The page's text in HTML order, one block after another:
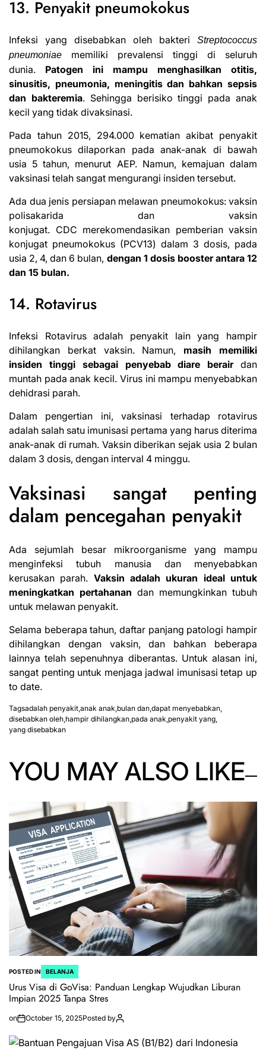
13. Penyakit pneumokokus
Infeksi yang disebabkan oleh bakteri Streptococcus
pneumoniae memiliki prevalensi tinggi di seluruh
dunia. Patogen ini mampu menghasilkan otitis,
sinusitis, pneumonia, meningitis dan bahkan sepsis
dan bakteremia. Sehingga berisiko tinggi pada anak
kecil yang tidak divaksinasi.
Pada tahun 2015, 294.000 kematian akibat penyakit
pneumokokus dilaporkan pada anak-anak di bawah
usia 5 tahun, menurut AEP. Namun, kemajuan dalam
vaksinasi telah sangat mengurangi insiden tersebut.
Ada dua jenis persiapan melawan pneumokokus: vaksin
polisakarida dan vaksin
konjugat. CDC merekomendasikan pemberian vaksin
konjugat pneumokokus (PCV13) dalam 3 dosis, pada
usia 2, 4, dan 6 bulan, dengan 1 dosis booster antara 12
dan 15 bulan.
14. Rotavirus
Infeksi Rotavirusadalah penyakit lain yang hampir
dihilangkan berkat vaksin. Namun, masih memiliki
insiden tinggi sebagai penyebab diare berair dan
muntah pada anak kecil. Virus ini mampu menyebabkan
dehidrasi parah.
Dalam pengertian ini, vaksinasi terhadap rotavirus
adalah salah satu imunisasi pertama yang harus diterima
anak-anak di rumah. Vaksin diberikan sejak usia 2 bulan
dalam 3 dosis, dengan interval 4 minggu.
Vaksinasi sangat penting
dalam pencegahan penyakit
Ada sejumlah besar mikroorganisme yang mampu
menginfeksi tubuh manusia dan menyebabkan
kerusakan parah. Vaksin adalah ukuran ideal untuk
meningkatkan pertahanan dan memungkinkan tubuh
untuk melawan penyakit.
Selama beberapa tahun, daftar panjang patologi hampir
dihilangkan dengan vaksin, dan bahkan beberapa
lainnya telah sepenuhnya diberantas. Untuk alasan ini,
sangat penting untuk menjaga jadwal imunisasi tetap up
to date.
Tagsadalah penyakit,anak anak,bulan dan,dapat menyebabkan,
disebabkan oleh,hampir dihilangkan,pada anak,penyakit yang,
yang disebabkan
YOU MAY ALSO LIKE
POSTED IN BELANJA
Urus Visa di GoVisa: Panduan Lengkap Wujudkan Liburan
Impian 2025 Tanpa Stres
on October 15, 2025Posted by